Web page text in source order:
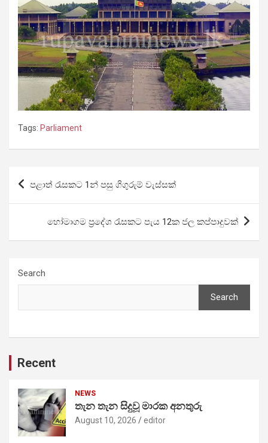
Tags: Parliament
Post
navigation
පළාත් රැසකට 1න් පසු ගිගුරුම් වැස්සක්
හෝමාගම ප්‍රදේශ රැසකට පැය 12ක ජල කප්පාදුවක්
Search
Search
Recent
NEWS
තැන තැන සිදුවූ මාරක අනතුරු
August 10, 2026 editor